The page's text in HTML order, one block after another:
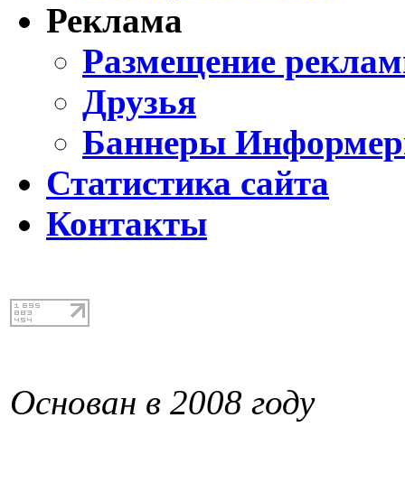
Реклама
Размещение
Друзья
Баннеры
Статистика сайта
Контакты
Основан в 2008 году